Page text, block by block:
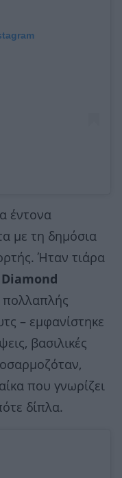
έντονα
με τη δημόσια
Ήταν τιάρα
πολλαπλής
– εμφανίστηκε
βασιλικές
που γνωρίζει
δίπλα.